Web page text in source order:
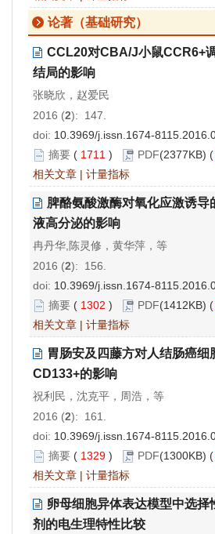
论著（基础研究）
CCL20对CBA/J小鼠CCR6+
结局的影响
张晓欣，赵爱民
2016 (2): 147.
doi: 10.3969/j.issn.1674-
摘要 ( 1711 ) PDF(2377KB) (
相关文章 | 计量指标
脾酪氨酸激酶对氧化应激诱导
液高分泌的影响
冉丹华,陈灵修，黄华萍，等
2016 (2): 156.
doi: 10.3969/j.issn.1674-
摘要 ( 1302 ) PDF(1412KB) (
相关文章 | 计量指标
胃肠安及四藤方对人结肠癌细
CD133+的影响
祝利民，沈克平，周浩，等
2016 (2): 161.
doi: 10.3969/j.issn.1674-
摘要 ( 1329 ) PDF(1300KB) (
相关文章 | 计量指标
卵母细胞异体表达模型中选择
剂的电生理特性比较